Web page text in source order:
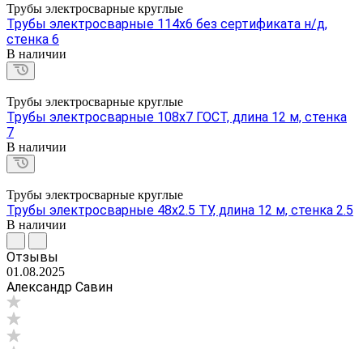
Трубы электросварные круглые
Трубы электросварные 114х6 без сертификата н/д,
стенка 6
В наличии
Трубы электросварные круглые
Трубы электросварные 108х7 ГОСТ, длина 12 м, стенка
7
В наличии
Трубы электросварные круглые
Трубы электросварные 48х2.5 ТУ, длина 12 м, стенка 2.5
В наличии
Отзывы
01.08.2025
Александр Савин